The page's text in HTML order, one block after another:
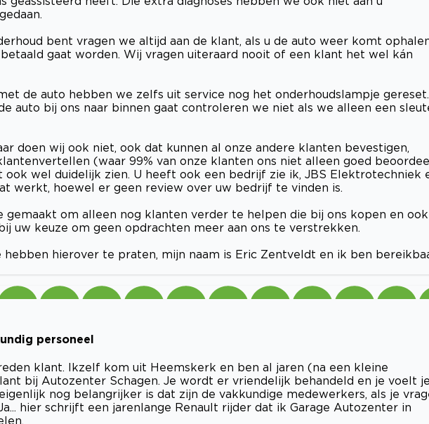
bent vragen we altijd aan de klant, als u de auto weer komt
gaat worden. Wij vragen uiteraard nooit of een klant het wel kán
de auto hebben we zelfs uit service nog het onderhoudslampje gereset.
auto bij ons naar binnen gaat controleren we niet als we alleen een
doen wij ook niet, ook dat kunnen al onze andere klanten bevestigen,
(waar 99% van onze klanten ons niet alleen goed
ook wel duidelijk zien. U heeft ook een bedrijf zie ik, JBS Elektrotechniek
werkt, hoewel er geen review over uw bedrijf te vinden is.
gemaakt om alleen nog klanten verder te helpen die bij ons kopen en
uw keuze om geen opdrachten meer aan ons te verstrekken.
hierover te praten, mijn naam is Eric Zentveldt en ik ben
personeel
klant. Ikzelf kom uit Heemskerk en ben al jaren (na een kleine
bij Autozenter Schagen. Je wordt er vriendelijk behandeld en je voelt
nog belangrijker is dat zijn de vakkundige medewerkers, als je
hier schrijft een jarenlange Renault rijder dat ik Garage Autozenter in